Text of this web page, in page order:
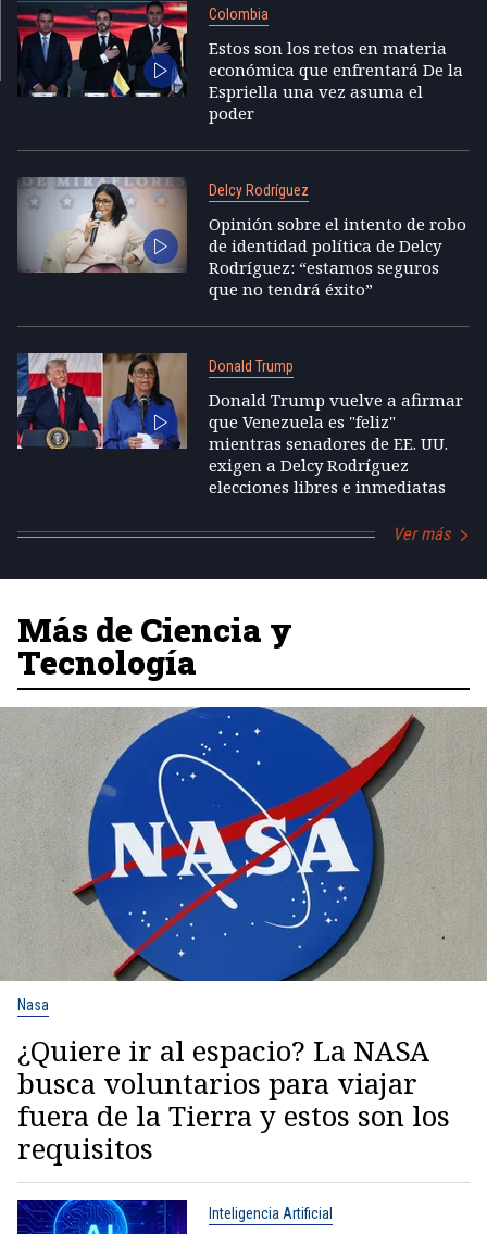
Colombia
Estos son los retos en materia
económica que enfrentará De la
Espriella una vez asuma el
poder
Delcy Rodríguez
Opinión sobre el intento de robo
de identidad política de Delcy
Rodríguez: “estamos seguros
que no tendrá éxito”
Donald Trump
Donald Trump vuelve a afirmar
que Venezuela es "feliz"
mientras senadores de EE. UU.
exigen a Delcy Rodríguez
elecciones libres e inmediatas
Ver más
Más de Ciencia y
Tecnología
Nasa
¿Quiere ir al espacio? La NASA
busca voluntarios para viajar
fuera de la Tierra y estos son los
requisitos
Inteligencia Artificial